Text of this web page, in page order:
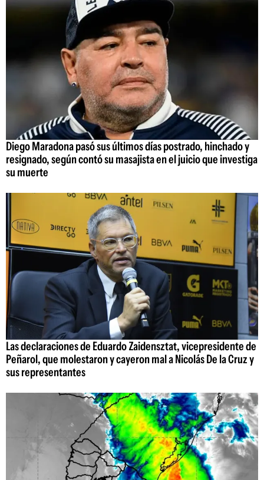
Diego Maradona pasó sus últimos días postrado, hinchado y
resignado, según contó su masajista en el juicio que investiga
su muerte
Las declaraciones de Eduardo Zaidensztat, vicepresidente de
Peñarol, que molestaron y cayeron mal a Nicolás De la Cruz y
sus representantes